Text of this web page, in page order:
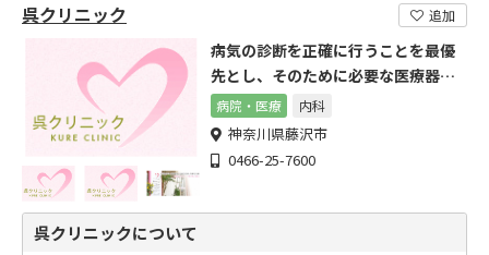
呉クリニック 追加
病気の診断を正確に行うことを最優
先とし、そのために必要な医療器具
及び医師を配置しています。
病院・医療 内科
神奈川県藤沢市
0466-25-7600
呉クリニックについて